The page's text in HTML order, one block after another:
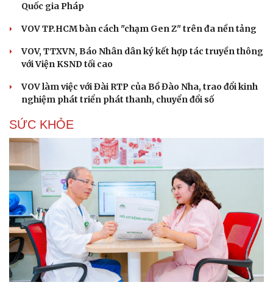
Quốc gia Pháp
VOV TP.HCM bàn cách "chạm Gen Z" trên đa nền tảng
VOV, TTXVN, Báo Nhân dân ký kết hợp tác truyền thông
với Viện KSND tối cao
VOV làm việc với Đài RTP của Bồ Đào Nha, trao đổi kinh
nghiệm phát triển phát thanh, chuyển đổi số
SỨC KHỎE